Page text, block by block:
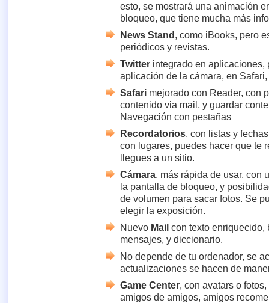
esto, se mostrará una animación
bloqueo, que tiene mucha más
News Stand, como iBooks, pero
periódicos y revistas.
Twitter integrado en aplicaciones,
aplicación de la cámara, en
Safari mejorado con Reader, con
contenido via mail, y guardar
Navegación con pestañas
Recordatorios, con listas y
con lugares, puedes hacer que te
llegues a un sitio.
Cámara, más rápida de usar, con
la pantalla de bloqueo, y
de volumen para sacar fotos. Se
elegir la exposición.
Nuevo Mail con texto enriquecido,
mensajes, y diccionario.
No depende de tu ordenador, se
actualizaciones se hacen de
Game Center, con avatars o
amigos de amigos, amigos